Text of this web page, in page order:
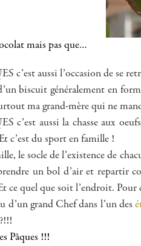
mais pas que…
c’est aussi l’occasion de se
biscuit généralement en
ma grand-mère qui ne
c’est aussi la chasse aux
c’est du sport en famille !
le socle de l’existence de
un bol d’air et repartir
ce quel que soit l’endroit. Pour
d’un grand Chef dans l’un des
Pâques !!!